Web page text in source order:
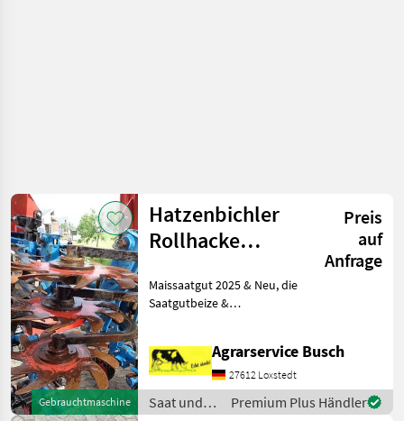
Gebrauchtmaschine
Hatzenbichler
Rollhacke
Hydr.Klappung
Preis
auf
Anfrage
Maissaatgut 2025 & Neu, die
Saatgutbeize &
Vogelfraß. Fibl gelistet siehe
nkssr formel+ ist die
Informationsseite nk
Agrarservice Busch
27612 Loxstedt
Saat und
Premium Plus Händler